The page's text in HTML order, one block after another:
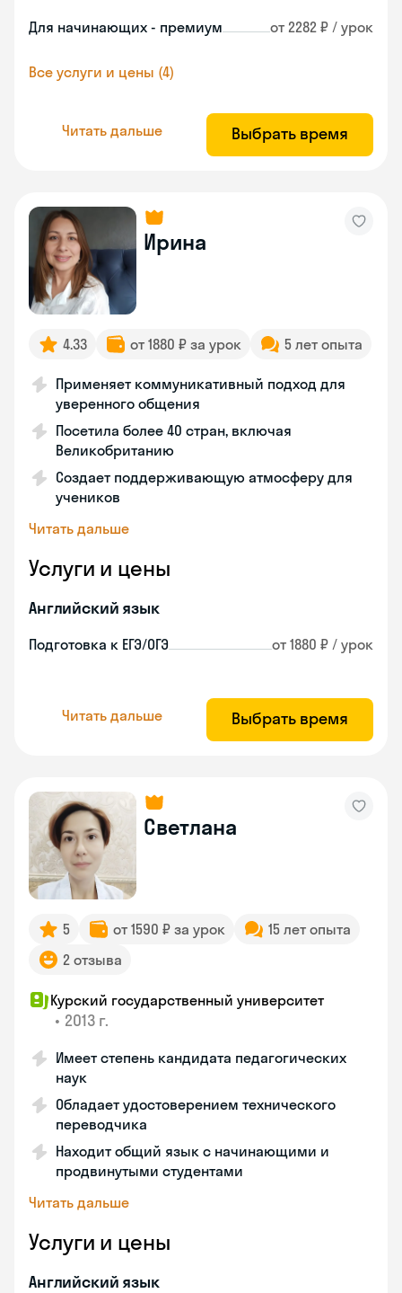
Для начинающих - премиум от 2282 ₽ / урок
Все услуги и цены (4)
Читать дальше Выбрать время
Ирина
4.33 от 1880 ₽ за урок 5 лет опыта
Применяет коммуникативный подход для
уверенного общения
Посетила более 40 стран, включая
Великобританию
Создает поддерживающую атмосферу для
учеников
Читать дальше
Услуги и цены
Английский язык
Подготовка к ЕГЭ/ОГЭ от 1880 ₽ / урок
Читать дальше Выбрать время
Светлана
5 от 1590 ₽ за урок
15 лет опыта
2 отзыва
Курский государственный университет
• 2013 г.
Имеет степень кандидата педагогических
наук
Обладает удостоверением технического
переводчика
Находит общий язык с начинающими и
продвинутыми студентами
Читать дальше
Услуги и цены
Английский язык